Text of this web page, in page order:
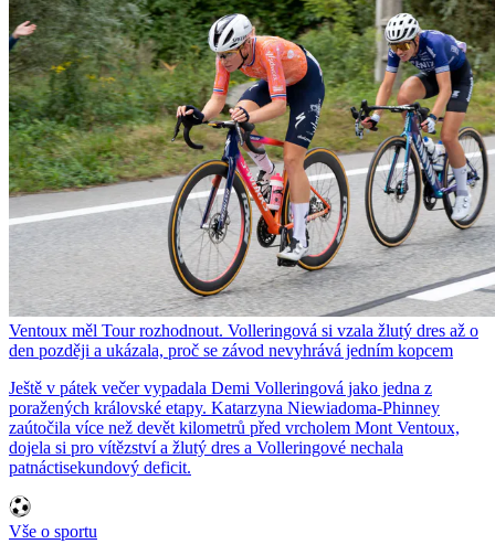
Ventoux měl Tour rozhodnout. Volleringová si vzala žlutý dres až o
den později a ukázala, proč se závod nevyhrává jedním kopcem
Ještě v pátek večer vypadala Demi Volleringová jako jedna z
poražených královské etapy. Katarzyna Niewiadoma-Phinney
zaútočila více než devět kilometrů před vrcholem Mont Ventoux,
dojela si pro vítězství a žlutý dres a Volleringové nechala
patnáctisekundový deficit.
Vše o sportu